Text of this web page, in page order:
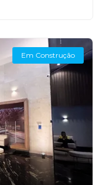
Em Construção